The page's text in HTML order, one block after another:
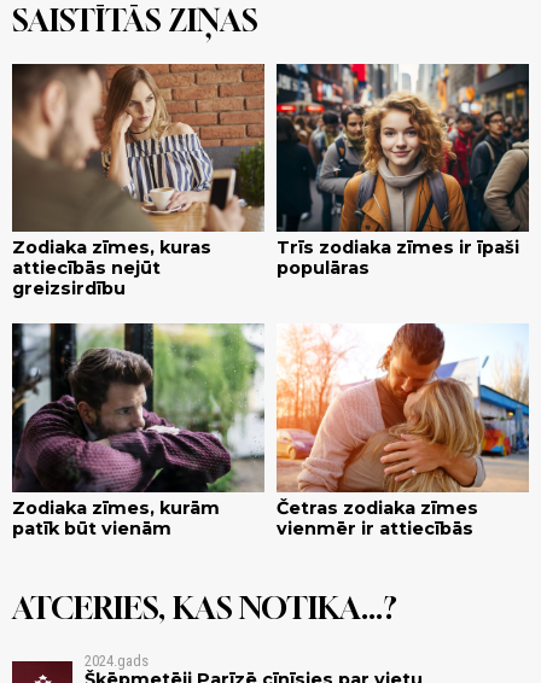
SAISTĪTĀS ZIŅAS
Zodiaka zīmes, kuras
attiecībās nejūt
greizsirdību
Trīs zodiaka zīmes ir īpaši
populāras
Zodiaka zīmes, kurām
patīk būt vienām
Četras zodiaka zīmes
vienmēr ir attiecībās
ATCERIES, KAS NOTIKA...?
2024.gads